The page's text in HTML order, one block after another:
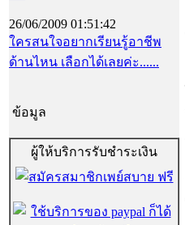
26/06/2009 01:51:42
ใครสนใจอยากเรียนรู้อาชีพ
ด้านไหน เลือกได้เลยค่ะ......
ข้อมูล
ผู้ให้บริการรับชำระเงิน